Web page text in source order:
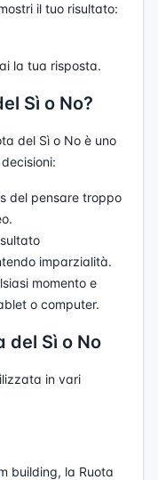
il tuo risultato:
la tua risposta.
Sì o No?
del Sì o No è uno
del pensare troppo
imparzialità.
momento e
o computer.
del Sì o No
in vari
building, la Ruota